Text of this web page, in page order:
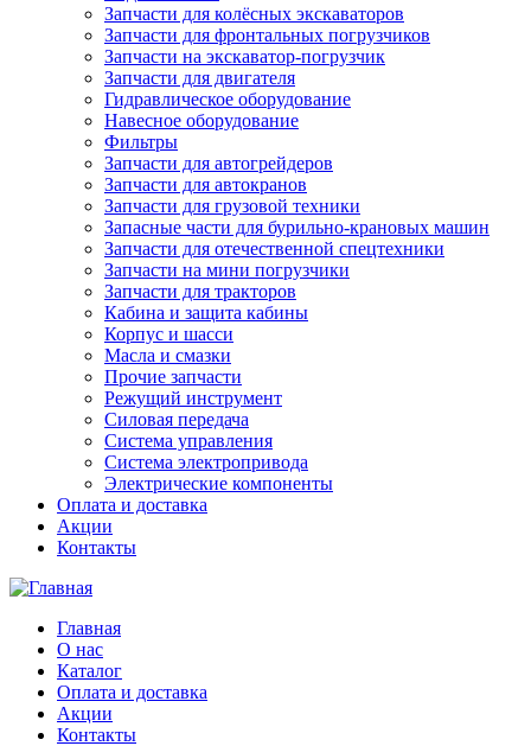
Запчасти для колёсных экскаваторов
Запчасти для фронтальных погрузчиков
Запчасти на экскаватор-погрузчик
Запчасти для двигателя
Гидравлическое оборудование
Навесное оборудование
Фильтры
Запчасти для автогрейдеров
Запчасти для автокранов
Запчасти для грузовой техники
Запасные части для бурильно-крановых машин
Запчасти для отечественной спецтехники
Запчасти на мини погрузчики
Запчасти для тракторов
Кабина и защита кабины
Корпус и шасси
Масла и смазки
Прочие запчасти
Режущий инструмент
Силовая передача
Система управления
Система электропривода
Электрические компоненты
Оплата и доставка
Акции
Контакты
Главная
О нас
Каталог
Оплата и доставка
Акции
Контакты